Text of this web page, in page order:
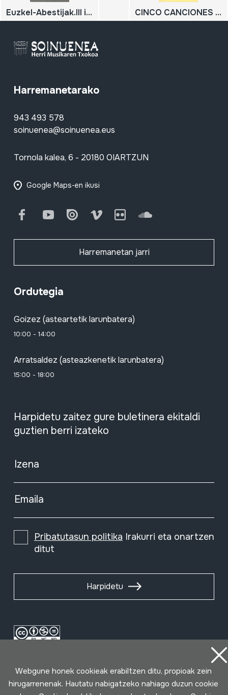
Euzkel-Abestijak.III ingurraztija. CINCO CANCIONES ESPIRITUALES A NTRA. SEÑORA para coro mixto.
Harremanetarako
943 493 578
soinuenea@soinuenea.eus
Tornola kalea, 6 - 20180 OIARTZUN
Google Maps-en ikusi
FacebookYoutube Issuu Vimeo Flickr SoundCloud
Harremanetan jarri
Ordutegia
Goizez (asteartetik larunbatera)
10:00 - 14:00
Arratsaldez (asteazkenetik larunbatera)
15:00 - 18:00
Harpidetu zaitez gure buletinera ekitaldi
guztien berri izateko
Izena
Emaila
Pribatutasun politika Irakurri eta onartzen
ditut
Harpidetu
Webgune honek cookieak erabiltzen ditu, propioak zein
hirugarrenenak. Hautatu nabigatzeko nahiago duzun cookie